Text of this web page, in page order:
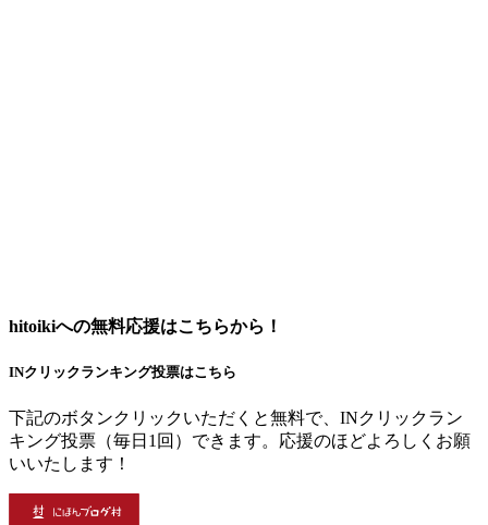
hitoikiへの無料応援はこちらから！
INクリックランキング投票はこちら
下記のボタンクリックいただくと無料で、INクリックラン
キング投票（毎日1回）できます。応援のほどよろしくお願
いいたします！